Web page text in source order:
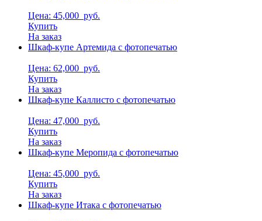
Цена: 45,000 руб.
Купить
На заказ
Шкаф-купе Артемида с фотопечатью
Цена: 62,000 руб.
Купить
На заказ
Шкаф-купе Каллисто с фотопечатью
Цена: 47,000 руб.
Купить
На заказ
Шкаф-купе Меропида с фотопечатью
Цена: 45,000 руб.
Купить
На заказ
Шкаф-купе Итака с фотопечатью